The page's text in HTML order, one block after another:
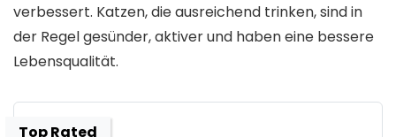
verbessert. Katzen, die ausreichend trinken, sind in
der Regel gesünder, aktiver und haben eine bessere
Lebensqualität.
Top Rated